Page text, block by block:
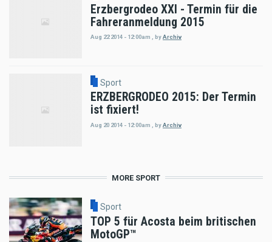
Erzbergrodeo XXI - Termin für die
Fahreranmeldung 2015
Aug 22 2014 - 12:00am byArchiv
Sport
ERZBERGRODEO 2015: Der Termin
ist fixiert!
Aug 20 2014 - 12:00am byArchiv
MORE SPORT
Sport
TOP 5 für Acosta beim britischen
MotoGP™